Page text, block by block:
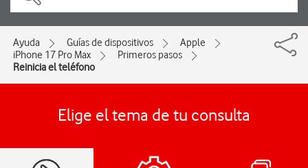
Ayuda Guías de dispositivos
Apple
iPhone 17 Pro Max
Primeros pasos
Reinicia el teléfono
Elige el tema de tu consulta